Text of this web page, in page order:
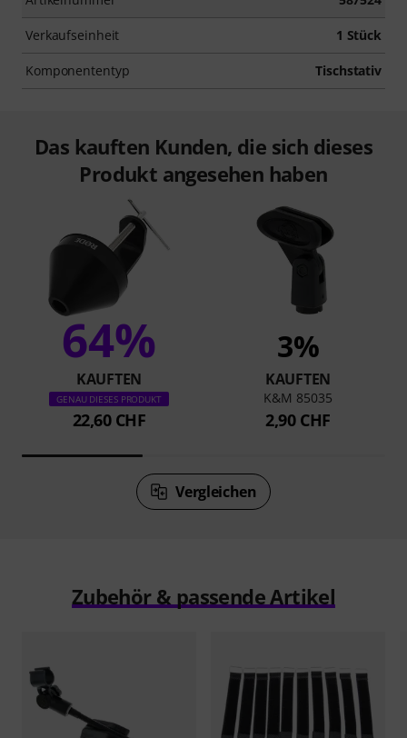
Verkaufseinheit 1 Stück
Komponententyp Tischstativ
Das kauften Kunden, die sich dieses
Produkt angesehen haben
64%
KAUFTEN
GENAU DIESES PRODUKT
22,60 CHF
3%
KAUFTEN
K&M 85035
2,90 CHF
Vergleichen
Zubehör & passende Artikel